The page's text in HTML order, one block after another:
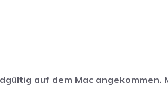
auf dem Mac